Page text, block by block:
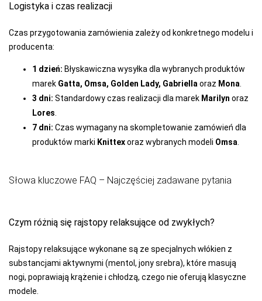
Logistyka i czas realizacji
Czas przygotowania zamówienia zależy od konkretnego modelu i
producenta:
1 dzień: Błyskawiczna wysyłka dla wybranych produktów
marek Gatta, Omsa, Golden Lady, Gabriella oraz Mona
3 dni: Standardowy czas realizacji dla marek Marilyn oraz
Lores
7 dni: Czas wymagany na skompletowanie zamówień dla
produktów marki Knittexoraz wybranych modeli Omsa
Słowa kluczowe FAQ – Najczęściej zadawane pytania
Czym różnią się rajstopy relaksujące od zwykłych?
Rajstopy relaksujące wykonane są ze specjalnych włókien z
substancjami aktywnymi (mentol, jony srebra), które masują
nogi, poprawiają krążenie i chłodzą, czego nie oferują klasyczne
modele.